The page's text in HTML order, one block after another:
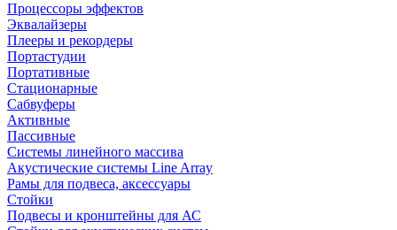
Процессоры эффектов
Эквалайзеры
Плееры и рекордеры
Портастудии
Портативные
Стационарные
Сабвуферы
Активные
Пассивные
Системы линейного массива
Акустические системы Line Array
Рамы для подвеса, аксессуары
Стойки
Подвесы и кронштейны для АС